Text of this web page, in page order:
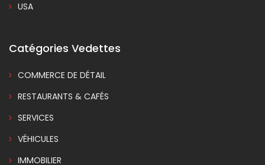
USA
Catégories Vedettes
COMMERCE DE DÉTAIL
RESTAURANTS & CAFÉS
SERVICES
VÉHICULES
IMMOBILIER